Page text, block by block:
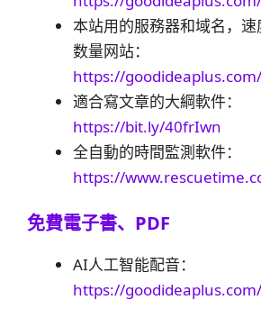
本站用的服務器和域名，
数量网站：
https://
適合寫文章的大綱軟件：
https://bit.ly/40frIwn
全自動的時間監測軟件：
https://
免費電子書、PDF
AI人工智能配音：
https://